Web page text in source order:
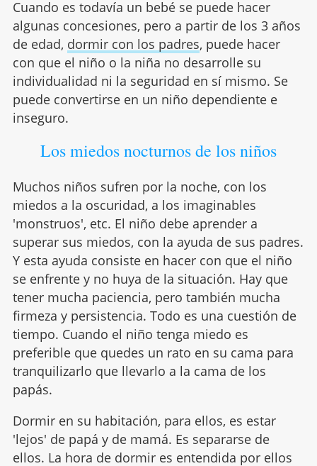
Cuando es todavía un bebé se puede hacer
algunas concesiones, pero a partir de los 3 años
de edad, dormir con los padres, puede hacer
con que el niño o la niña no desarrolle su
individualidad ni la seguridad en sí mismo. Se
puede convertirse en un niño dependiente e
inseguro.
Los miedos nocturnos de los niños
Muchos niños sufren por la noche, con los
miedos a la oscuridad, a los imaginables
'monstruos', etc. El niño debe aprender a
superar sus miedos, con la ayuda de sus padres.
Y esta ayuda consiste en hacer con que el niño
se enfrente y no huya de la situación. Hay que
tener mucha paciencia, pero también mucha
firmeza y persistencia. Todo es una cuestión de
tiempo. Cuando el niño tenga miedo es
preferible que quedes un rato en su cama para
tranquilizarlo que llevarlo a la cama de los
papás.
Dormir en su habitación, para ellos, es estar
'lejos' de papá y de mamá. Es separarse de
ellos. La hora de dormir es entendida por ellos